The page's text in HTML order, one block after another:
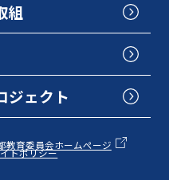
組
ジェクト
教育委員会ホームページ
トポリシー